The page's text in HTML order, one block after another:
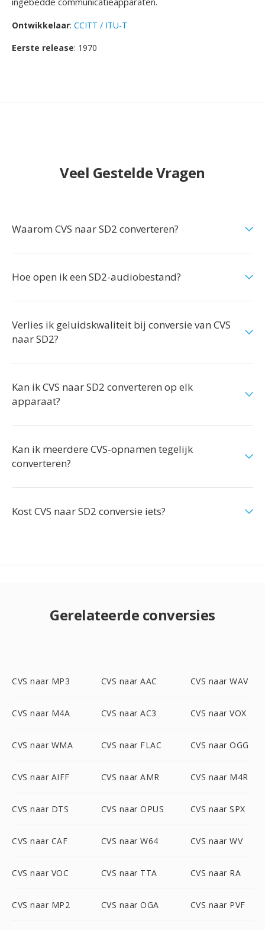
Ontwikkelaar: CCITT / ITU-T
Eerste release: 1970
Veel Gestelde Vragen
Waarom CVS naar SD2 converteren?
Hoe open ik een SD2-audiobestand?
Verlies ik geluidskwaliteit bij conversie van CVS
naar SD2?
Kan ik CVS naar SD2 converteren op elk
apparaat?
Kan ik meerdere CVS-opnamen tegelijk
converteren?
Kost CVS naar SD2 conversie iets?
Gerelateerde conversies
CVS naar MP3 CVS naar AAC CVS naar WAV
CVS naar M4A CVS naar AC3 CVS naar VOX
CVS naar WMA CVS naar FLAC CVS naar OGG
CVS naar AIFF CVS naar AMR CVS naar M4R
CVS naar DTS CVS naar OPUS CVS naar SPX
CVS naar CAF CVS naar W64 CVS naar WV
CVS naar VOC CVS naar TTA CVS naar RA
CVS naar MP2 CVS naar OGA CVS naar PVF